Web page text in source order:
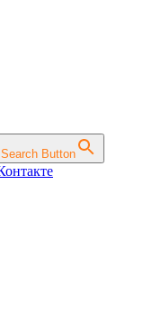
Search Button